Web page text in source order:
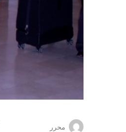
محرر